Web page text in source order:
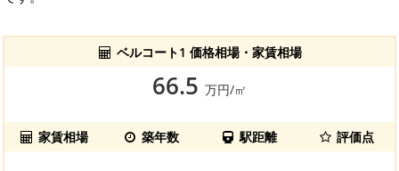
ベルコート1 価格相場・家賃相場
66.5 万円/㎡
家賃相場 築年数 駅距離 評価点